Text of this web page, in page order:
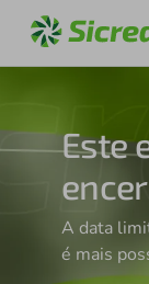
Este
A data
é mais